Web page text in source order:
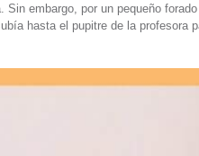
Sin embargo, por un pequeño
hasta el pupitre de la profesora